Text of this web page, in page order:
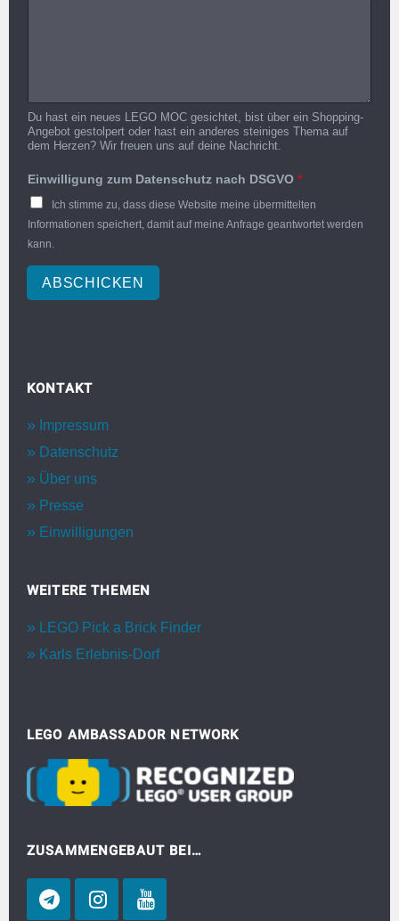
Du hast ein neues LEGO MOC gesichtet, bist über ein Shopping-
Angebot gestolpert oder hast ein anderes steiniges Thema auf
dem Herzen? Wir freuen uns auf deine Nachricht.
Einwilligung zum Datenschutz nach DSGVO *
Ich stimme zu, dass diese Website meine übermittelten
Informationen speichert, damit auf meine Anfrage geantwortet werden
kann.
ABSCHICKEN
KONTAKT
Impressum
Datenschutz
Über uns
Presse
Einwilligungen
WEITERE THEMEN
LEGO Pick a Brick Finder
Karls Erlebnis-Dorf
LEGO AMBASSADOR NETWORK
ZUSAMMENGEBAUT BEI…